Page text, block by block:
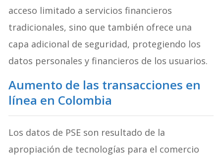
acceso limitado a servicios financieros
tradicionales, sino que también ofrece una
capa adicional de seguridad, protegiendo los
datos personales y financieros de los usuarios.
Aumento de las transacciones en
línea en Colombia
Los datos de PSE son resultado de la
apropiación de tecnologías para el comercio